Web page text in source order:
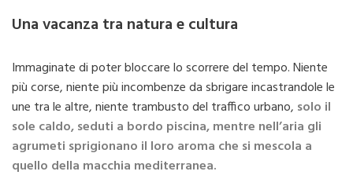
Una vacanza tra natura e cultura
Immaginate di poter bloccare lo scorrere del tempo. Niente
più corse, niente più incombenze da sbrigare incastrandole le
une tra le altre, niente trambusto del traffico urbano, solo il
sole caldo, seduti a bordo piscina, mentre nell’aria gli
agrumeti sprigionano il loro aroma che si mescola a
quello della macchia mediterranea.